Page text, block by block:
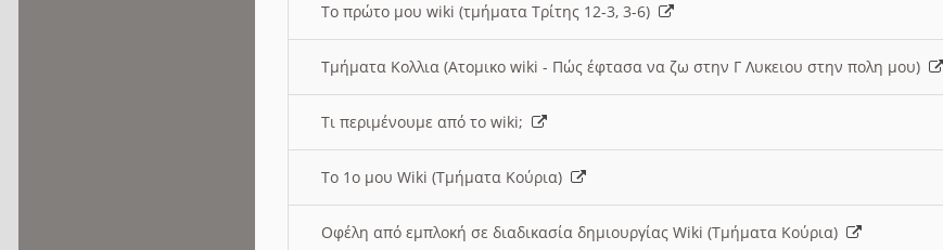
Το πρώτο μου wiki (τμήματα Τρίτης 12-3, 3-6)
Τμήματα Κολλια (Ατομικο wiki - Πώς έφτασα να ζω στην Γ Λυκειου στην πολη μου)
Τι περιμένουμε από το wiki;
Το 1ο μου Wiki (Τμήματα Κούρια)
Οφέλη από εμπλοκή σε διαδικασία δημιουργίας Wiki (Τμήματα Κούρια)